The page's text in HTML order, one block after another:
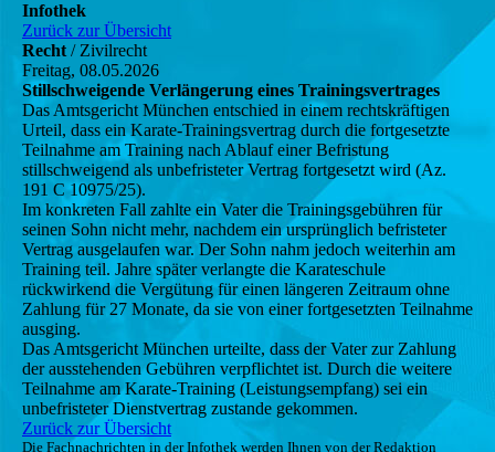
Infothek
Zurück zur Übersicht
Recht / Zivilrecht
Freitag, 08.05.2026
Stillschweigende Verlängerung eines Trainingsvertrages
Das Amtsgericht München entschied in einem rechtskräftigen
Urteil, dass ein Karate-Trainingsvertrag durch die fortgesetzte
Teilnahme am Training nach Ablauf einer Befristung
stillschweigend als unbefristeter Vertrag fortgesetzt wird (Az.
191 C 10975/25).
Im konkreten Fall zahlte ein Vater die Trainingsgebühren für
seinen Sohn nicht mehr, nachdem ein ursprünglich befristeter
Vertrag ausgelaufen war. Der Sohn nahm jedoch weiterhin am
Training teil. Jahre später verlangte die Karateschule
rückwirkend die Vergütung für einen längeren Zeitraum ohne
Zahlung für 27 Monate, da sie von einer fortgesetzten Teilnahme
ausging.
Das Amtsgericht München urteilte, dass der Vater zur Zahlung
der ausstehenden Gebühren verpflichtet ist. Durch die weitere
Teilnahme am Karate-Training (Leistungsempfang) sei ein
unbefristeter Dienstvertrag zustande gekommen.
Zurück zur Übersicht
Die Fachnachrichten in der Infothek werden Ihnen von der Redaktion